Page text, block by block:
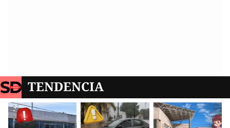
TENDENCIA